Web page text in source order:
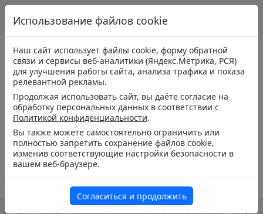
Использование файлов cookie
Наш сайт использует файлы cookie, форму обратной
связи и сервисы веб-аналитики (Яндекс.Метрика, РСЯ)
для улучшения работы сайта, анализа трафика и показа
релевантной рекламы.
Продолжая использовать сайт, вы даёте согласие на
обработку персональных данных в соответствии с
Политикой конфиденциальности.
Вы также можете самостоятельно ограничить или
полностью запретить сохранение файлов cookie,
изменив соответствующие настройки безопасности в
вашем веб-браузере.
Согласиться и продолжить